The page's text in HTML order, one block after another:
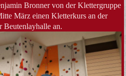
Bronner von der Klettergruppe
März einen Kletterkurs an der
Beutenlayhalle an.